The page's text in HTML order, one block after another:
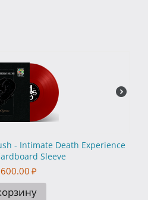
- Intimate Death Experience
Sleeve
₽